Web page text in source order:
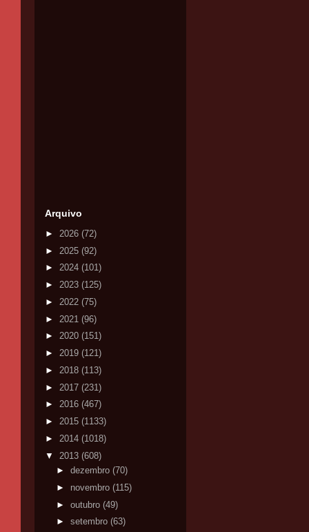
Arquivo
► 2026 (72)
► 2025 (92)
► 2024 (101)
► 2023 (125)
► 2022 (75)
► 2021 (96)
► 2020 (151)
► 2019 (121)
► 2018 (113)
► 2017 (231)
► 2016 (467)
► 2015 (1133)
► 2014 (1018)
▼ 2013 (608)
► dezembro (70)
► novembro (115)
► outubro (49)
► setembro (63)